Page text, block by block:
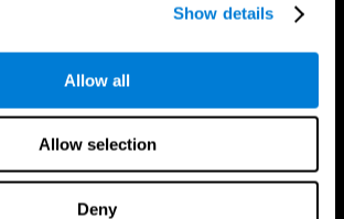
Show details
Allow all
Allow selection
Deny
мозг
Исследования
Валидация цифровой терапии